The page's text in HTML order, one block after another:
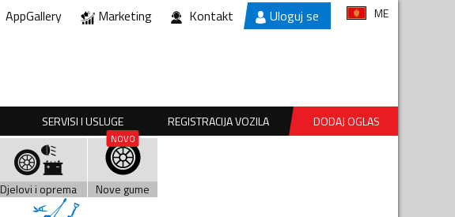
AppGallery Marketing Kontakt Uloguj se ME
SERVISI I USLUGE REGISTRACIJA VOZILA DODAJ OGLAS
Djelovi i oprema Nove gume